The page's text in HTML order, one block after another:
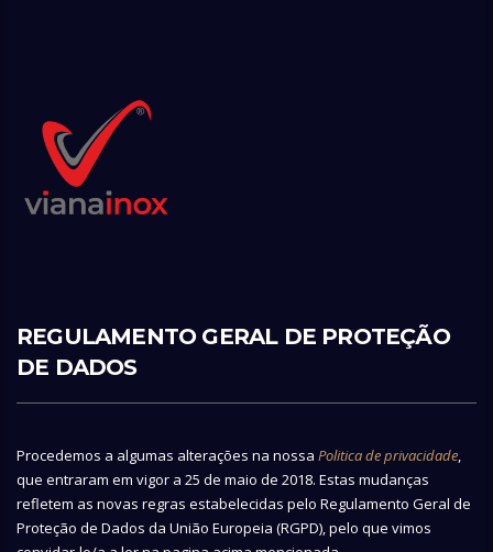
REGULAMENTO GERAL DE PROTEÇÃO
DE DADOS
Procedemos a algumas alterações na nossa Politica de privacidade,
que entraram em vigor a 25 de maio de 2018. Estas mudanças
refletem as novas regras estabelecidas pelo Regulamento Geral de
Proteção de Dados da União Europeia (RGPD), pelo que vimos